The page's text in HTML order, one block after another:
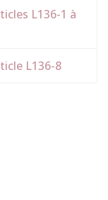
L136-1 à
L136-8